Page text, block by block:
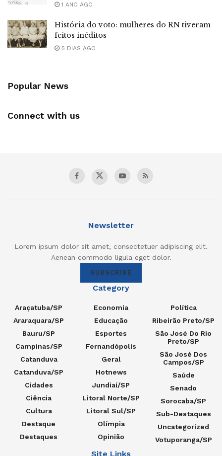
1 ANO AGO
História do voto: mulheres do RN tiveram
feitos inéditos
5 DIAS AGO
Popular News
Connect with us
Newsletter
Lorem ipsum dolor sit amet, consectetuer adipiscing elit.
Aenean commodo ligula eget dolor.
SUBSCRIBE
Category
Araçatuba/SP
Araraquara/SP
Bauru/SP
Campinas/SP
Catanduva
Catanduva/SP
Cidades
Ciência
Cultura
Destaque
Destaques
Economia
Educação
Esportes
Fernandópolis
Geral
Hotnews
Jundiaí/SP
Litoral Norte/SP
Litoral Sul/SP
Olímpia
Opinião
Política
Ribeirão Preto/SP
São José Do Rio
Preto/SP
São José Dos
Campos/SP
Saúde
Senado
Sorocaba/SP
Sub-Destaques
Uncategorized
Votuporanga/SP
Site Links